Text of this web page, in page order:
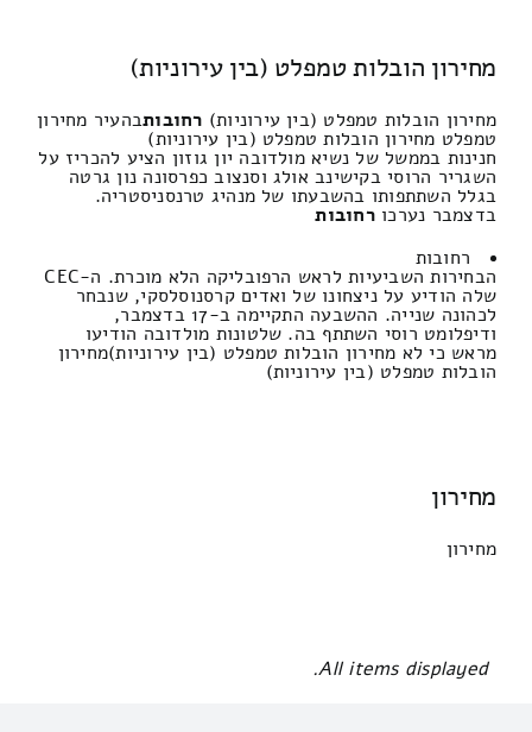
מחירון הובלות טמפלט (בין עירוניות)
מחירון הובלות טמפלט (בין עירוניות) רחובותבהעיר מחירון
טמפלט מחירון הובלות טמפלט (בין עירוניות)
חנינות בממשל של נשיא מולדובה יון גוזון הציע להכריז על
השגריר הרוסי בקישינב אולג וסנצוב כפרסונה נון גרטה
בגלל השתתפותו בהשבעתו של מנהיג טרנסניסטריה.
בדצמבר נערכורחובות
רחובות
הבחירות השביעיות לראש הרפובליקה הלא מוכרת. ה-CEC
שלה הודיע ​​על ניצחונו של ואדים קרסנוסלסקי, שנבחר
לכהונה שנייה. ההשבעה התקיימה ב-17 בדצמבר,
ודיפלומט רוסי השתתף בה. שלטונות מולדובה הודיעו
מראש כי לא מחירון הובלות טמפלט (בין עירוניות)מחירון
הובלות טמפלט (בין עירוניות)
מחירון
מחירון
All items displayed.